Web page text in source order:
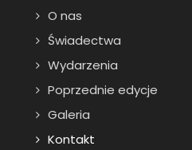
O nas
Świadectwa
Wydarzenia
Poprzednie edycje
Galeria
Kontakt